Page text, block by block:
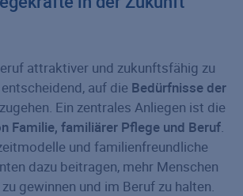
attraktiver und zukunftsfähig zu
auf die Bedürfnisse der
Ein zentrales Anliegen ist die
Familie, familiärer Pflege und Beruf.
und familienfreundliche
dazu beitragen, mehr Menschen
gewinnen und im Beruf zu halten.